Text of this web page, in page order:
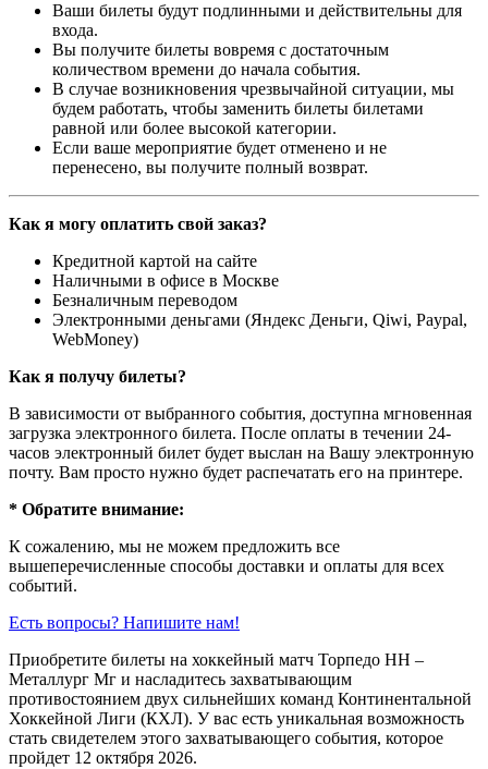
Ваши билеты будут подлинными и действительны для
входа.
Вы получите билеты вовремя с достаточным
количеством времени до начала события.
В случае возникновения чрезвычайной ситуации, мы
будем работать, чтобы заменить билеты билетами
равной или более высокой категории.
Если ваше мероприятие будет отменено и не
перенесено, вы получите полный возврат.
Как я могу оплатить свой заказ?
Кредитной картой на сайте
Наличными в офисе в Москве
Безналичным переводом
Электронными деньгами (Яндекс Деньги, Qiwi, Paypal,
WebMoney)
Как я получу билеты?
В зависимости от выбранного события, доступна мгновенная
загрузка электронного билета. После оплаты в течении 24-
часов электронный билет будет выслан на Вашу электронную
почту. Вам просто нужно будет распечатать его на принтере.
* Обратите внимание:
К сожалению, мы не можем предложить все
вышеперечисленные способы доставки и оплаты для всех
событий.
Есть вопросы? Напишите нам!
Приобретите билеты на хоккейный матч Торпедо НН –
Металлург Мг и насладитесь захватывающим
противостоянием двух сильнейших команд Континентальной
Хоккейной Лиги (КХЛ). У вас есть уникальная возможность
стать свидетелем этого захватывающего события, которое
пройдет 12 октября 2026.